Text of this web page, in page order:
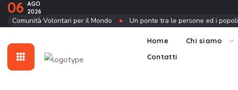
06 AGO
2026
Comunità Volontari per il Mondo ● Un ponte tra le persone ed i popoli
Home Chi siamo
Contatti
Contatti